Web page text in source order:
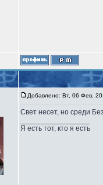
Добавлено: Вт, 06 Фев,
Свет несет, но среди
Я есть тот, кто я есть